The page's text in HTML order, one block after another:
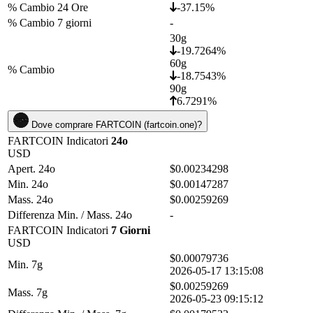
% Cambio 24 Ore
-37.15%
% Cambio 7 giorni
-
% Cambio
30g
-19.7264%
60g
-18.7543%
90g
6.7291%
Dove comprare FARTCOIN (fartcoin.one)?
FARTCOIN Indicatori 24o
USD
Apert. 24o
$0.00234298
Min. 24o
$0.00147287
Mass. 24o
$0.00259269
Differenza Min. / Mass. 24o
-
FARTCOIN Indicatori 7 Giorni
USD
Min. 7g
$0.00079736
2026-05-17 13:15:08
Mass. 7g
$0.00259269
2026-05-23 09:15:12